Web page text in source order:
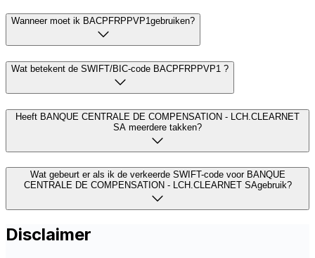
Wanneer moet ik BACPFRPPVP1gebruiken?
Wat betekent de SWIFT/BIC-code BACPFRPPVP1 ?
Heeft BANQUE CENTRALE DE COMPENSATION - LCH.CLEARNET
SA meerdere takken?
Wat gebeurt er als ik de verkeerde SWIFT-code voor BANQUE
CENTRALE DE COMPENSATION - LCH.CLEARNET SAgebruik?
Disclaimer